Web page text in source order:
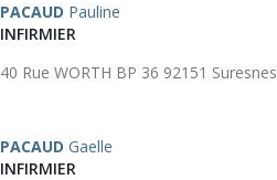
PACAUD Pauline
INFIRMIER
40 Rue WORTH BP 36 92151 Suresnes
PACAUD Gaelle
INFIRMIER